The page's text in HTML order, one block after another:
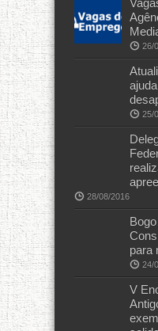
26/
25/
28/08/2016
para
24/
V